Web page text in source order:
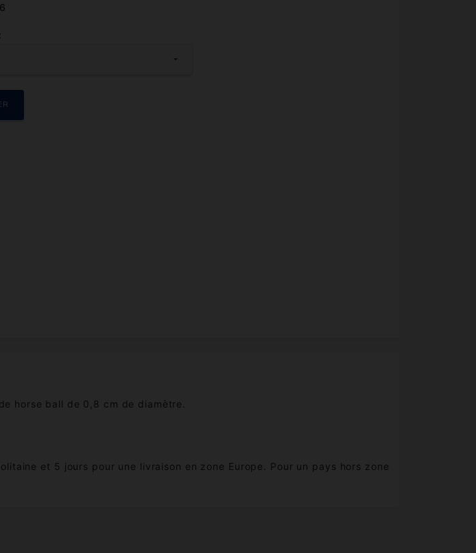
horse ball de 0,8 cm de diamètre.
et 5 jours pour une livraison en zone Europe. Pour un pays hors zone